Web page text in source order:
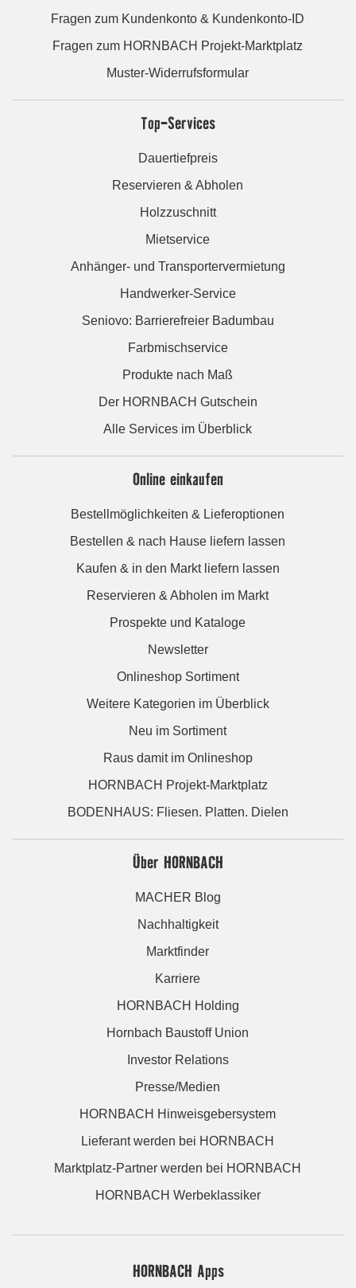
Fragen zum Kundenkonto & Kundenkonto-ID
Fragen zum HORNBACH Projekt-Marktplatz
Muster-Widerrufsformular
Top-Services
Dauertiefpreis
Reservieren & Abholen
Holzzuschnitt
Mietservice
Anhänger- und Transportervermietung
Handwerker-Service
Seniovo: Barrierefreier Badumbau
Farbmischservice
Produkte nach Maß
Der HORNBACH Gutschein
Alle Services im Überblick
Online einkaufen
Bestellmöglichkeiten & Lieferoptionen
Bestellen & nach Hause liefern lassen
Kaufen & in den Markt liefern lassen
Reservieren & Abholen im Markt
Prospekte und Kataloge
Newsletter
Onlineshop Sortiment
Weitere Kategorien im Überblick
Neu im Sortiment
Raus damit im Onlineshop
HORNBACH Projekt-Marktplatz
BODENHAUS: Fliesen. Platten. Dielen
Über HORNBACH
MACHER Blog
Nachhaltigkeit
Marktfinder
Karriere
HORNBACH Holding
Hornbach Baustoff Union
Investor Relations
Presse/Medien
HORNBACH Hinweisgebersystem
Lieferant werden bei HORNBACH
Marktplatz-Partner werden bei HORNBACH
HORNBACH Werbeklassiker
HORNBACH Apps